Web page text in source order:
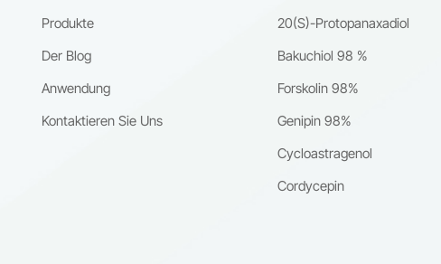
Produkte
Der Blog
Anwendung
Kontaktieren Sie Uns
20(S)-Protopanaxadiol
Bakuchiol 98 %
Forskolin 98%
Genipin 98%
Cycloastragenol
Cordycepin